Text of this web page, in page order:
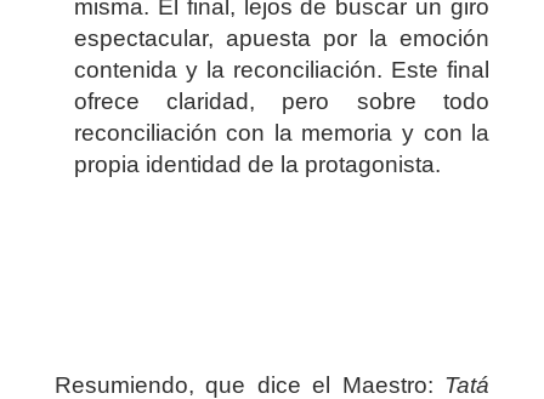
misma. El final, lejos de buscar un giro
espectacular, apuesta por la emoción
contenida y la reconciliación. Este final
ofrece claridad, pero sobre todo
reconciliación con la memoria y con la
propia identidad de la protagonista.
Resumiendo, que dice el Maestro: Tatá